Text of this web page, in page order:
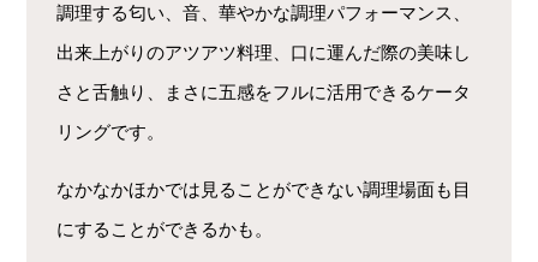
調理する匂い、音、華やかな調理パフォーマンス、
出来上がりのアツアツ料理、口に運んだ際の美味し
さと舌触り、まさに五感をフルに活用できるケータ
リングです。
なかなかほかでは見ることができない調理場面も目
にすることができるかも。